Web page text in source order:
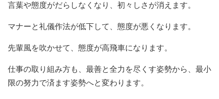
言葉や態度がだらしなくなり、初々しさが消えます。
マナーと礼儀作法が低下して、態度が悪くなります。
先輩風を吹かせて、態度が高飛車になります。
仕事の取り組み方も、最善と全力を尽くす姿勢から、最小
限の努力で済ます姿勢へと変わります。